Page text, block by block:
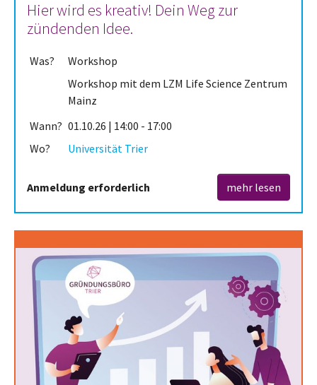
Hier wird es kreativ! Dein Weg zur
zündenden Idee.
Was?
Workshop
Workshop mit dem LZM Life Science Zentrum
Mainz
Wann? 01.10.26 | 14:00 - 17:00
Wo?
Universität Trier
Anmeldung erforderlich mehr lesen